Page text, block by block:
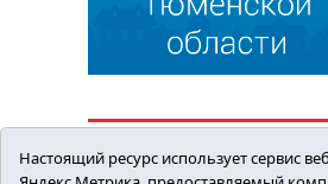
Настоящий ресурс использует сервис